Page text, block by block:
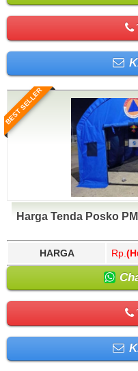
BEST SELLER
Harga Tenda Posko
HARGA Rp.